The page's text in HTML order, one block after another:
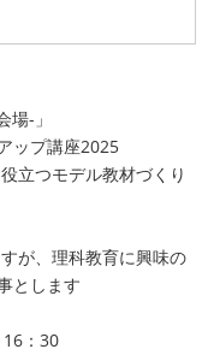
-」
ップ講座2025
立つモデル教材づくり
が、理科教育に興味の
とします
：30